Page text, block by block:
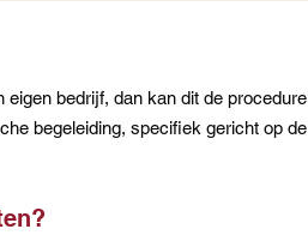
bedrijf, dan kan dit de procedure
begeleiding, specifiek gericht op de